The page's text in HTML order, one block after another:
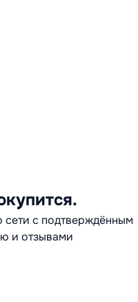
.
сети с подтверждённым
и отзывами